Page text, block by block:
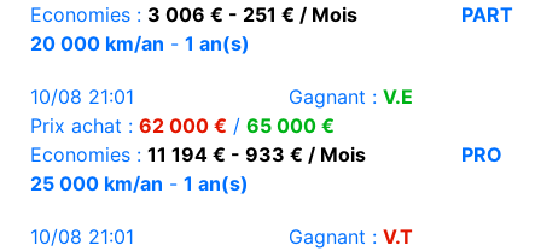
Economies : 3 006 € - 251 € / Mois
PART
20 000 km/an - 1 an(s)
10/08 21:01 Gagnant : V.E
Prix achat : 62 000 € / 65 000 €
Economies : 11 194 € - 933 € / Mois
PRO
25 000 km/an - 1 an(s)
10/08 21:01 Gagnant : V.T